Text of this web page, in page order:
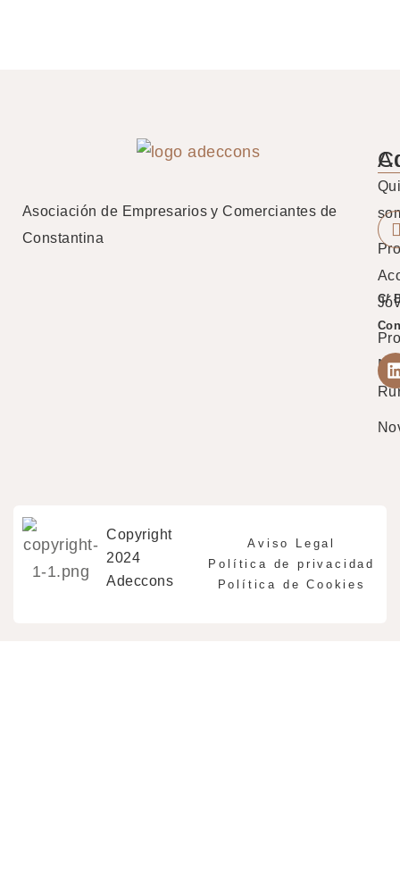
Asociación de Empresarios y Comerciantes de
Constantina
C/
Copyright
2024
Adeccons
Aviso Legal
Política de privacidad
Política de Cookies